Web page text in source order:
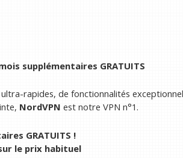
supplémentaires GRATUITS
rapides, de fonctionnalités
NordVPN est notre VPN n°1.
GRATUITS !
le prix habituel